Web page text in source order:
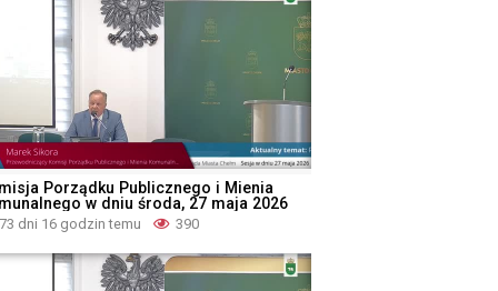
Porządku Publicznego i Mienia
w dniu środa, 27 maja 2026
73 dni 16 godzin temu 390